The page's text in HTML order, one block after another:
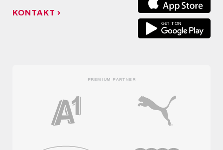
KONTAKT
PREMIUM PARTNER